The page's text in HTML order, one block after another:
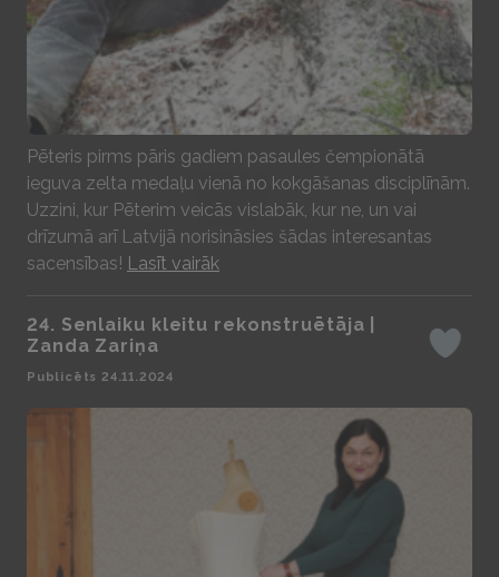
Play
Pēteris pirms pāris gadiem pasaules čempionātā
ieguva zelta medaļu vienā no kokgāšanas disciplīnām.
Uzzini, kur Pēterim veicās vislabāk, kur ne, un vai
drīzumā arī Latvijā norisināsies šādas interesantas
sacensības! Lasīt vairāk
24. Senlaiku kleitu rekonstruētāja |
Zanda Zariņa
Publicēts 24.11.2024